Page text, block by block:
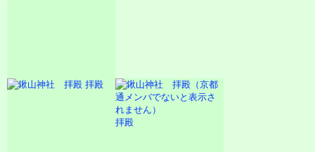
拝殿
拝殿